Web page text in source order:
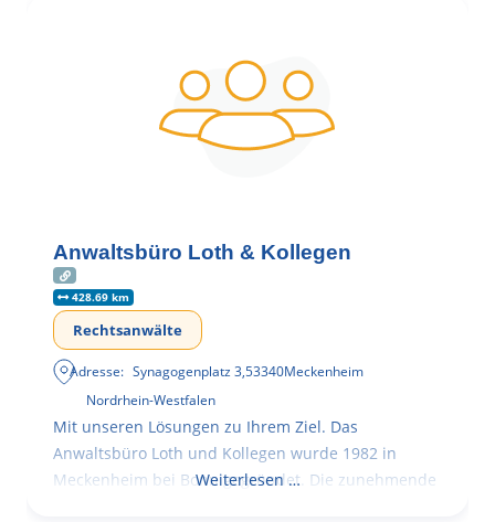
Anwaltsbüro Loth & Kollegen
428.69 km
Rechtsanwälte
Adresse: Synagogenplatz 3,53340Meckenheim
Nordrhein-Westfalen
Mit unseren Lösungen zu Ihrem Ziel. Das
Anwaltsbüro Loth und Kollegen wurde 1982 in
Meckenheim bei Bonn gegründet. Die zunehmende
Weiterlesen …